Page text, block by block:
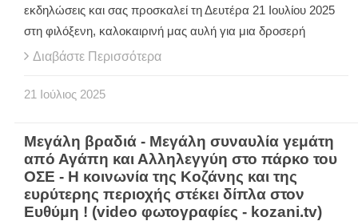
εκδηλώσεις και σας προσκαλεί τη Δευτέρα 21 Ιουλίου 2025
στη φιλόξενη, καλοκαιρινή μας αυλή για μια δροσερή
Διαβάστε Περισσότερα
21 Ιούλιος 2025
Μεγάλη βραδιά - Μεγάλη συναυλία γεμάτη
από Αγάπη και Αλληλεγγύη στο πάρκο του
ΟΣΕ - Η κοινωνία της Κοζάνης και της
ευρύτερης περιοχής στέκει δίπλα στον
Ευθύμη ! (video φωτογραφίες - kozani.tv)